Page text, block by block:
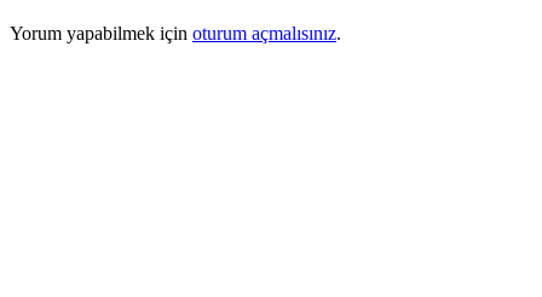
Yorum yapabilmek için oturum açmalısınız.